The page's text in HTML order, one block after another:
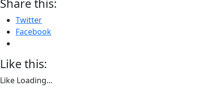
Share this:
Twitter
Facebook
Like this:
Like Loading...